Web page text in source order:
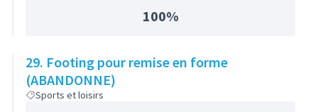
100%
29. Footing pour remise en forme
(ABANDONNE)
Sports et loisirs